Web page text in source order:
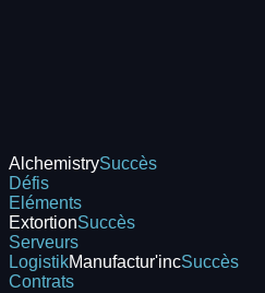
AlchemistrySuccès
Défis
Eléments
ExtortionSuccès
Serveurs
LogistikManufactur'incSuccès
Contrats